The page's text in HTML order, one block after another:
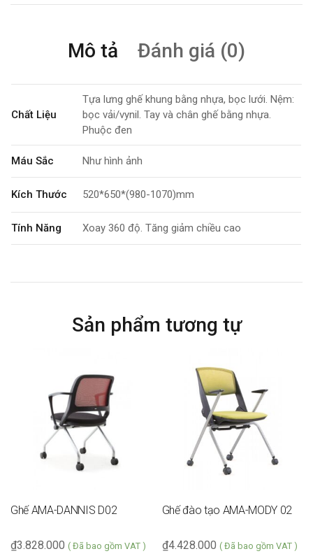
Mô tả Đánh giá (0)
Chất Liệu
Tựa lưng ghế khung bằng nhựa, bọc lưới. Nệm:
bọc vải/vynil. Tay và chân ghế bằng nhựa.
Phuộc đen
Máu Sắc Như hình ảnh
Kích Thước 520*650*(980-1070)mm
Tính Năng Xoay 360 độ. Tăng giảm chiều cao
Sản phẩm tương tự
Ghế AMA-DANNIS D02
3.828.000
₫ ( Đã bao gồm VAT )
Ghế đào tạo AMA-MODY 02
4.428.000
₫ ( Đã bao gồm VAT )